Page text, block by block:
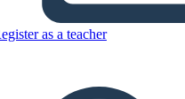
as a teacher